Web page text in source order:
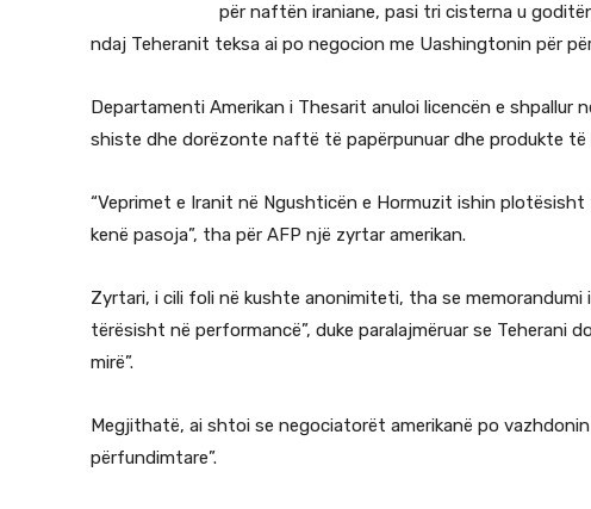
për naftën iraniane, pasi tri cisterna u
ndaj Teheranit teksa ai po negocion me Uashingtonin për
Departamenti Amerikan i Thesarit anuloi licencën e shpallur
shiste dhe dorëzonte naftë të papërpunuar dhe produkte
“Veprimet e Iranit në Ngushticën e Hormuzit ishin
kenë pasoja”, tha për AFP një zyrtar amerikan.
Zyrtari, i cili foli në kushte anonimiteti, tha se
tërësisht në performancë”, duke paralajmëruar se
mirë”.
Megjithatë, ai shtoi se negociatorët amerikanë po
përfundimtare”.